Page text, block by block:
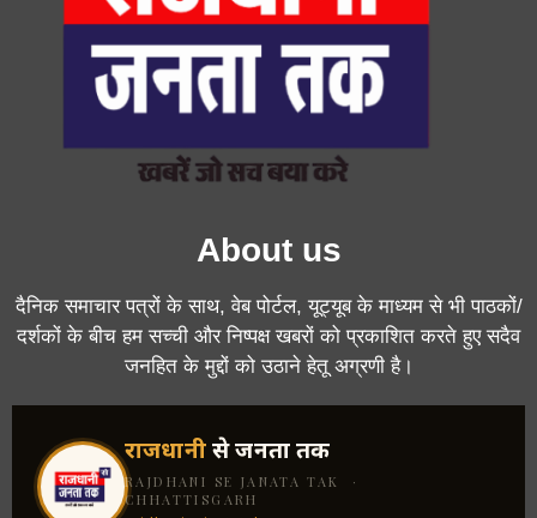
About us
दैनिक समाचार पत्रों के साथ, वेब पोर्टल, यूट्यूब के माध्यम से भी पाठकों/
दर्शकों के बीच हम सच्ची और निष्पक्ष खबरों को प्रकाशित करते हुए सदैव
जनहित के मुद्दों को उठाने हेतू अग्रणी है।
राजधानीसे जनता तक
RAJDHANI SE JANATA TAK ·
CHHATTISGARH